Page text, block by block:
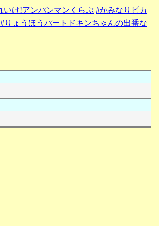
いけ!アンパンマンくらぶ #かみなりピカ
#りょうほうパートドキンちゃんの出番な